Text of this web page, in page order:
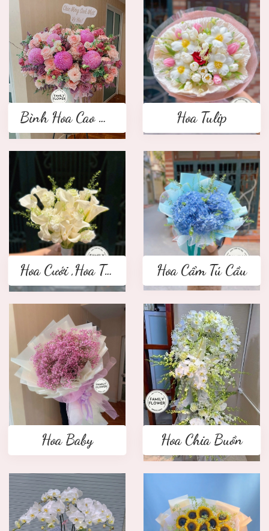
Bình Hoa Cao Cấp Hoa Tulip
Hoa Cưới ,Hoa Tay Cầm Cô Dâu Hoa Cẩm Tú Cầu
Hoa Baby Hoa Chia Buồn